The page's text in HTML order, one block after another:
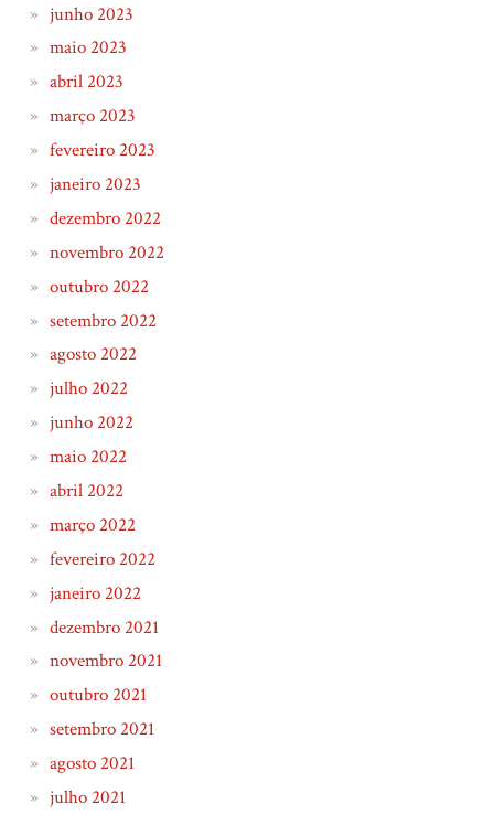
junho 2023
maio 2023
abril 2023
março 2023
fevereiro 2023
janeiro 2023
dezembro 2022
novembro 2022
outubro 2022
setembro 2022
agosto 2022
julho 2022
junho 2022
maio 2022
abril 2022
março 2022
fevereiro 2022
janeiro 2022
dezembro 2021
novembro 2021
outubro 2021
setembro 2021
agosto 2021
julho 2021